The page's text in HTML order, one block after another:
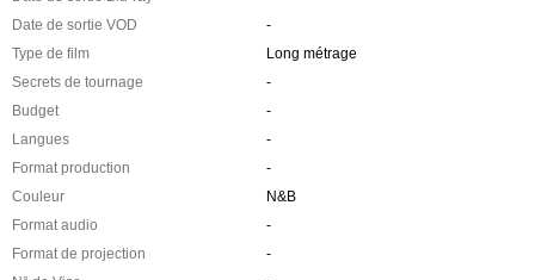
Date de sortie VOD
-
Type de film
Long métrage
Secrets de tournage
-
Budget
-
Langues
-
Format production
-
Couleur
N&B
Format audio
-
Format de projection
-